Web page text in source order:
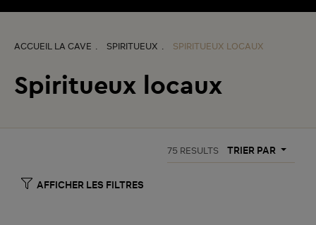
ACCUEIL LA CAVE SPIRITUEUX SPIRITUEUX LOCAUX
Spiritueux locaux
75 RESULTS TRIER PAR